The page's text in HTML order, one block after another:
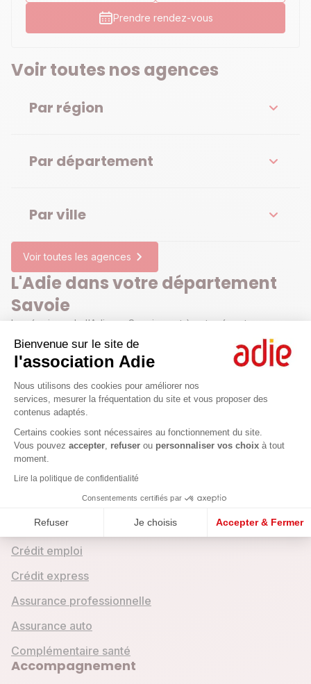
Bienvenue sur le site de
l'association Adie
Plateforme de Gestion du
Nous utilisons des cookies pour améliorer nos
services, mesurer la fréquentation du site et vous proposer des
contenus adaptés.
Certains cookies sont nécessaires au fonctionnement du site.
Vous pouvez accepter, refuser ou personnaliser vos choix à tout
moment.
Lire la politique de confidentialité
Consentements certifiés par
Refuser Je choisis Accepter & Fermer
Axeptio consent
Prendre rendez-vous
Voir toutes nos agences
Par région
Par département
Par ville
Voir toutes les agences
L'Adie dans votre département
Savoie
Les équipes de l'Adie en Savoie sont à votre écoute pour
votre projet professionnel. Financement, aides administratives,
appui pour votre business plan, conseils juridiques :
contactez-nous pour prendre rendez-vous dans l'une de nos
Crédit entreprise
Crédit mobilité
Crédit emploi
Crédit express
Assurance professionnelle
Assurance auto
Complémentaire santé
Accompagnement